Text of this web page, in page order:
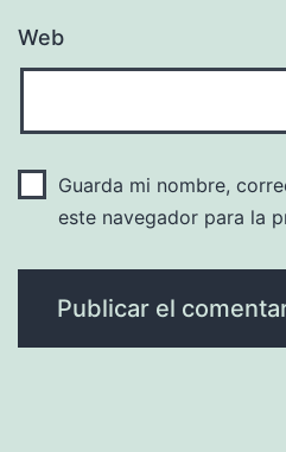
Web
Guarda mi nombre,
este navegador para la